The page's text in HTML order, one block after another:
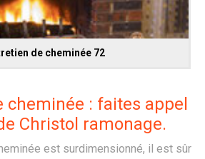
de cheminée 72
cheminée : faites appel
Christol ramonage.
est surdimensionné, il est sûr